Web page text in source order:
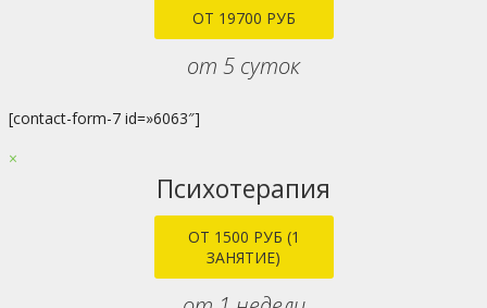
ОТ 19700 РУБ
от 5 суток
[contact-form-7 id=»6063″]
×
Психотерапия
ОТ 1500 РУБ (1
ЗАНЯТИЕ)